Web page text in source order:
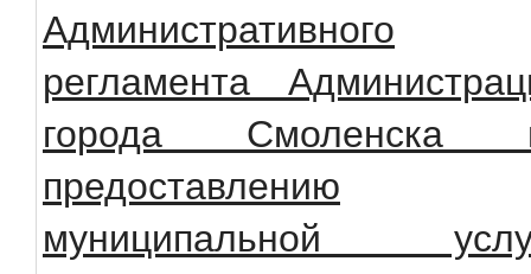
Административного
регламента
города Смоленска
предоставлению
муниципальной